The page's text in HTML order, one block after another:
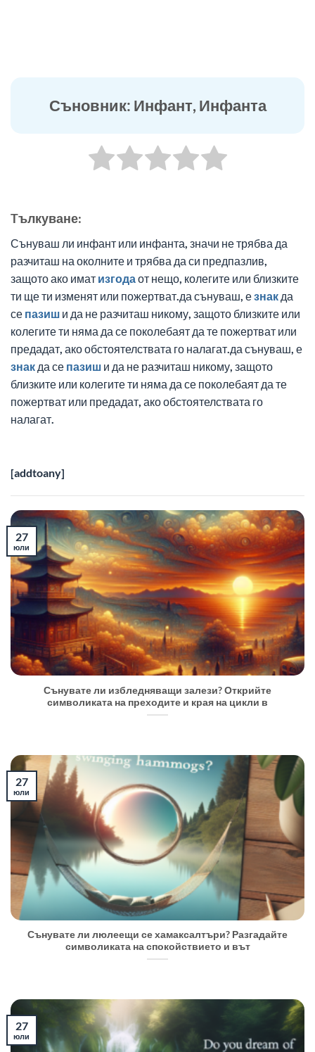
Съновник: Инфант, Инфанта
Tълкуване:
Сънуваш ли инфант или инфанта, значи не трябва да
разчиташ на околните и трябва да си предпазлив,
защото ако имат изгодаот нещо, колегите или близките
ти ще ти изменят или пожертват.да сънуваш, езнак да
се пазиш и да не разчиташ никому, защото близките или
колегите ти няма да се поколебаят да те пожертват или
предадат, ако обстоятелствата го налагат.да сънуваш, е
знак да се пазиш и да не разчиташ никому, защото
близките или колегите ти няма да се поколебаят да те
пожертват или предадат, ако обстоятелствата го
налагат.
[addtoany]
Сънувате ли избледняващи залези? Открийте
символиката на преходите и края на цикли в
27
юли
Сънувате ли люлеещи се хамаксалтъри? Разгадайте
символиката на спокойствието и вът
27
юли
27
юли